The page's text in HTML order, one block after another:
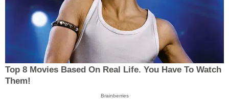
Top 8 Movies Based On Real Life. You Have To Watch
Them!
Brainberries